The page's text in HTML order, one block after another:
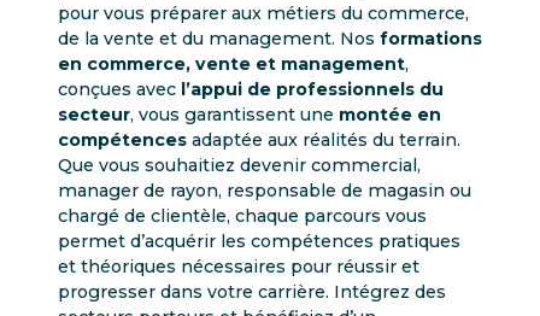
pour vous préparer aux métiers du commerce,
de la vente et du management. Nos formations
en commerce, vente et management,
conçues avec l’appui de professionnels du
secteur, vous garantissent une montée en
compétences adaptée aux réalités du terrain.
Que vous souhaitiez devenir commercial,
manager de rayon, responsable de magasin ou
chargé de clientèle, chaque parcours vous
permet d’acquérir les compétences pratiques
et théoriques nécessaires pour réussir et
progresser dans votre carrière. Intégrez des